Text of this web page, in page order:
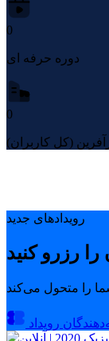
0
دوره حرفه ای
0
(کل کاربران)
رویدادهای جدید
رویداد